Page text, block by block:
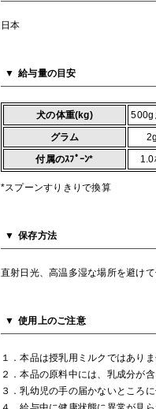
日本
給与量の目安
犬の体重(kg) 500g
グラム
2g
付属のｽﾌﾟｰﾝ*
1.0
*スプーンすりきりで換算
保存方法
直射日光、高温多湿な場所を避け
使用上のご注意
１．本品は授乳用ミルクではありま
２．本品の原料中には、乳成分が含
３．乳幼児の手の届かないところに